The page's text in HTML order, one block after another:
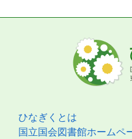
ひなぎくとは
国立国会図書館ホームペ